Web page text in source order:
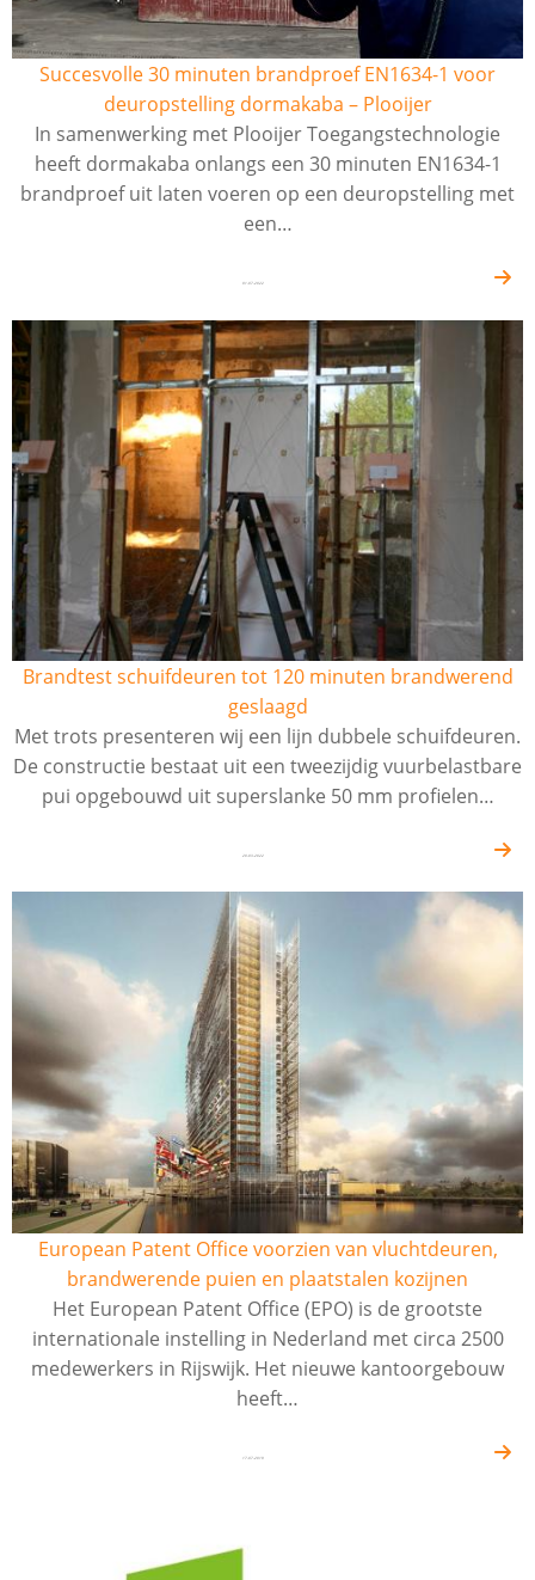
Succesvolle 30 minuten brandproef EN1634-1 voor
deuropstelling dormakaba – Plooijer
In samenwerking met Plooijer Toegangstechnologie
heeft dormakaba onlangs een 30 minuten EN1634-1
brandproef uit laten voeren op een deuropstelling met
een…
01-07-2022
Brandtest schuifdeuren tot 120 minuten brandwerend
geslaagd
Met trots presenteren wij een lijn dubbele schuifdeuren.
De constructie bestaat uit een tweezijdig vuurbelastbare
pui opgebouwd uit superslanke 50 mm profielen…
20-03-2022
European Patent Office voorzien van vluchtdeuren,
brandwerende puien en plaatstalen kozijnen
Het European Patent Office (EPO) is de grootste
internationale instelling in Nederland met circa 2500
medewerkers in Rijswijk. Het nieuwe kantoorgebouw
heeft…
17-07-2019